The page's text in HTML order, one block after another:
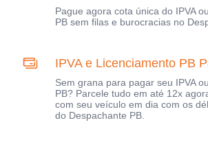
Pague agora cota única do IPVA
PB sem filas e burocracias no
IPVA e Licenciamento PB
Sem grana para pagar seu IPVA
PB? Parcele tudo em até 12x
com seu veículo em dia com os
do Despachante PB.